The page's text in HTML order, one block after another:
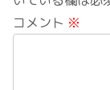
コメント ※